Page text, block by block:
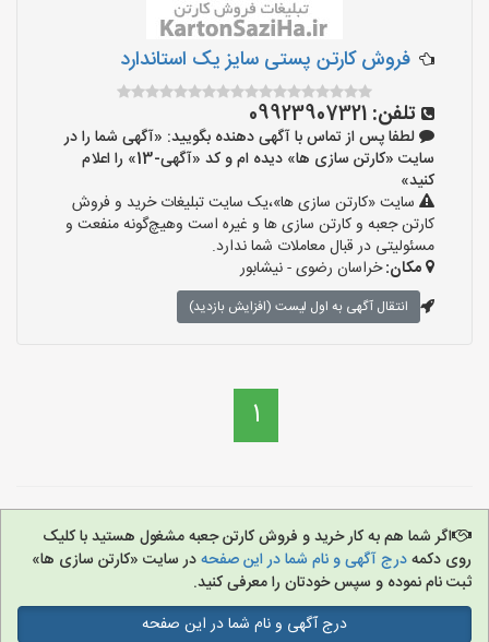
فروش کارتن پستی سایز یک استاندارد
تلفن: 09923907321
لطفا پس از تماس با آگهی دهنده بگویید: «آگهی شما را در
سایت «کارتن سازی ها» دیده ام و کد «آگهی-13» را اعلام
کنید»
سایت «کارتن سازی ها»،یک سایت تبلیغات خرید و فروش
کارتن جعبه و کارتن سازی ها و غیره است وهیچ‌گونه منفعت و
مسئولیتی در قبال معاملات شما ندارد.
مکان:خراسان رضوی - نیشابور
انتقال آگهی به اول لیست (افزایش بازدید)
1
اگر شما هم به کار خرید و فروش کارتن جعبه مشغول هستید با کلیک
روی دکمهدرج آگهی و نام شما در این صفحهدر سایت «کارتن سازی ها»
ثبت نام نموده و سپس خودتان را معرفی کنید.
درج آگهی و نام شما در این صفحه